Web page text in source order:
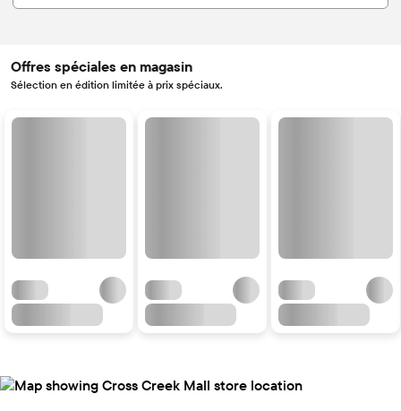
Offres spéciales en magasin
Sélection en édition limitée à prix spéciaux.